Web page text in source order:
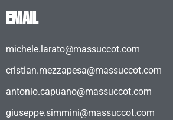
EMAIL
michele.larato@massuccot.com
cristian.mezzapesa@massuccot.com
antonio.capuano@massuccot.com
giuseppe.simmini@massuccot.com